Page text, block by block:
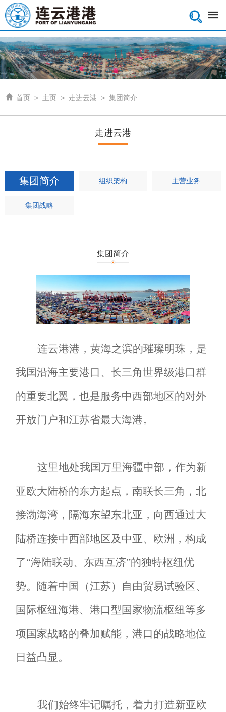

 首页 > 主页 > 走进云港 > 集团简介
走进云港
集团简介 组织架构 主营业务
集团战略
集团简介
连云港港，黄海之滨的璀璨明珠，是
我国沿海主要港口、长三角世界级港口群
的重要北翼，也是服务中西部地区的对外
开放门户和江苏省最大海港。
这里地处我国万里海疆中部，作为新
亚欧大陆桥的东方起点，南联长三角，北
接渤海湾，隔海东望东北亚，向西通过大
陆桥连接中西部地区及中亚、欧洲，构成
了“海陆联动、东西互济”的独特枢纽优
势。随着中国（江苏）自由贸易试验区、
国际枢纽海港、港口型国家物流枢纽等多
项国家战略的叠加赋能，港口的战略地位
日益凸显。
我们始终牢记嘱托，着力打造新亚欧